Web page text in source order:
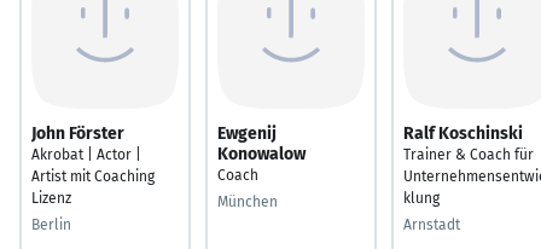
John Förster
Akrobat | Actor |
Artist mit Coaching
Lizenz
Berlin
Ewgenij
Konowalow
Coach
München
Ralf Koschinski
Trainer & Coach für
klung
Arnstadt